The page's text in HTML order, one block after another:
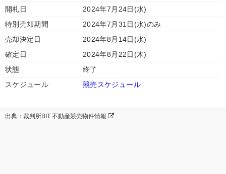
開札日
2024年7月24日(水)
特別売却期間
2024年7月31日(水)のみ
売却決定日
2024年8月14日(水)
確定日
2024年8月22日(木)
状態
終了
スケジュール
競売スケジュール
出典：裁判所BIT 不動産競売物件情報